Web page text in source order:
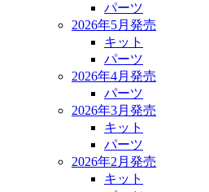
パーツ
2026年5月発売
キット
パーツ
2026年4月発売
パーツ
2026年3月発売
キット
パーツ
2026年2月発売
キット